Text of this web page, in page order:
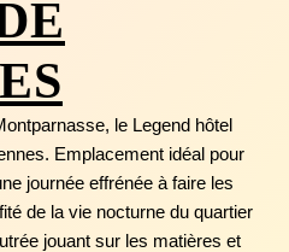
le Legend hôtel
Emplacement idéal pour
journée effrénée à faire les
de la vie nocturne du quartier
jouant sur les matières et